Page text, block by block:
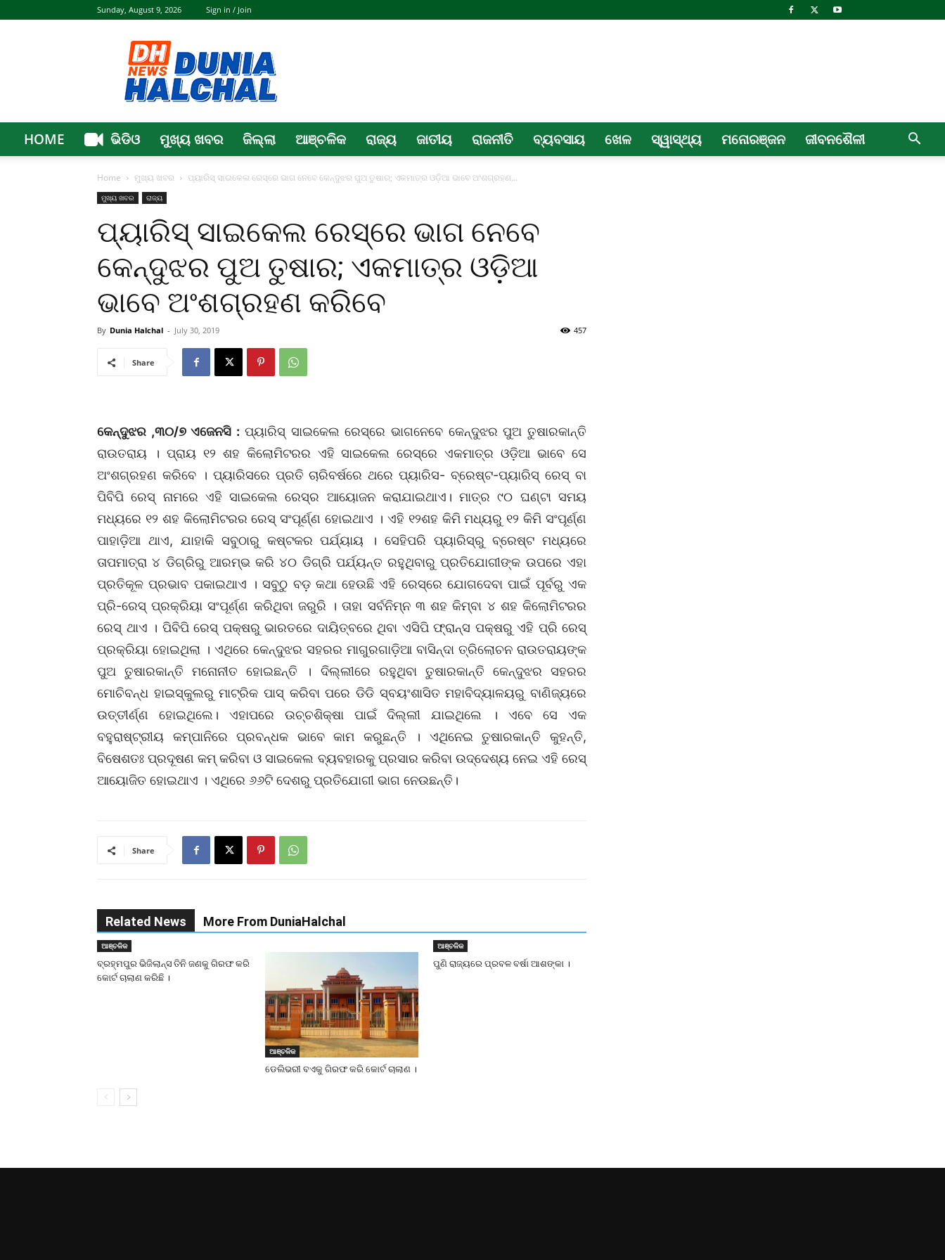
Sunday, August 9, 2026 Sign in / Join
Halchal
HOME ଭିଡିଓ ମୁଖ୍ୟ ଖବର ଜିଲ୍ଲା ଆଞ୍ଚଳିକ ରାଜ୍ୟ ଜାତୀୟ ରାଜନୀତି ବ୍ୟବସାୟ ଖେଳ ସ୍ୱାସ୍ଥ୍ୟ ମନୋରଞ୍ଜନ ଜୀବନଶୈଳୀ
Home ମୁଖ୍ୟ ଖବର ପ୍ୟାରିସ୍‌ ସାଇକେଲ ରେସ୍‌ରେ ଭାଗ ନେବେ କେନ୍ଦୁଝର ପୁଅ ତୁଷାର; ଏକମାତ୍ର ଓଡ଼ିଆ ଭାବେ ଅଂଶଗ୍ରହଣ...
ମୁଖ୍ୟ ଖବର ରାଜ୍ୟ
ପ୍ୟାରିସ୍‌ ସାଇକେଲ ରେସ୍‌ରେ ଭାଗ ନେବେ
କେନ୍ଦୁଝର ପୁଅ ତୁଷାର; ଏକମାତ୍ର ଓଡ଼ିଆ
ଭାବେ ଅଂଶଗ୍ରହଣ କରିବେ
By Dunia Halchal - July 30, 2019 457
Share
କେନ୍ଦୁଝର ,୩୦/୭ ଏଜେନସି : ପ୍ୟାରିସ୍‌ ସାଇକେଲ ରେସ୍‌ରେ ଭାଗନେବେ କେନ୍ଦୁଝର ପୁଅ ତୁଷାରକାନ୍ତି
ରାଉତରାୟ । ପ୍ରାୟ ୧୨ ଶହ କିଲୋମିଟରର ଏହି ସାଇକେଲ ରେସ୍‌ରେ ଏକମାତ୍ର ଓଡ଼ିଆ ଭାବେ ସେ
ଅଂଶଗ୍ରହଣ କରିବେ । ପ୍ୟାରିସରେ ପ୍ରତି ଚାରିବର୍ଷରେ ଥରେ ପ୍ୟାରିସ- ବ୍ରେଷ୍ଟ-ପ୍ୟାରିସ୍‌ ରେସ୍‌ ବା
ପିବିପି ରେସ୍‌ ନାମରେ ଏହି ସାଇକେଲ ରେସ୍‌ର ଆୟୋଜନ କରାଯାଇଥାଏ। ମାତ୍ର ୯୦ ଘଣ୍ଟା ସମୟ
ମଧ୍ୟରେ ୧୨ ଶହ କିଲୋମିଟରର ରେସ୍‌ ସଂପୂର୍ଣ୍ଣ ହୋଇଥାଏ । ଏହି ୧୨ଶହ କିମି ମଧ୍ୟରୁ ୧୨ କିମି ସଂପୂର୍ଣ୍ଣ
ପାହାଡ଼ିଆ ଥାଏ, ଯାହାକି ସବୁଠାରୁ କଷ୍ଟକର ପର୍ଯ୍ୟାୟ । ‌ସେହିପରି ପ୍ୟାରିସ୍‌ରୁ ବ୍ରେଷ୍ଟ ମଧ୍ୟରେ
ତାପମାତ୍ରା ୪ ଡିଗ୍ରିରୁ ଆରମ୍ଭ କରି ୪୦ ଡିଗ୍ରି ପର୍ଯ୍ୟନ୍ତ ରହୁଥିବାରୁ ପ୍ରତ‌ିଯୋଗୀଙ୍କ ଉପରେ ଏହା
ପ୍ରତିକୂଳ ପ୍ରଭାବ ପକାଇଥାଏ । ସବୁଠୁ ବଡ଼ କଥା ହେଉଛି ଏହି ରେସ୍‌ରେ ଯୋଗଦେବା ପାଇଁ ପୂର୍ବରୁ ଏକ
ପ୍ରି-ରେସ୍‌ ପ୍ରକ୍ରିୟା ସଂପୂର୍ଣ୍ଣ କରିଥିବା ଜରୁରି । ତାହା ସର୍ବନିମ୍ନ ୩ ଶହ କିମ୍ବା ୪ ଶହ କିଲୋମିଟରର
ରେସ୍‌ ଥାଏ । ପିବିପି ରେସ୍‌ ପକ୍ଷରୁ ଭାରତରେ ଦାୟିତ୍ବରେ ଥିବା ଏସିପି ଫ୍ରାନ୍ସ ପକ୍ଷରୁ ଏହି ପ୍ରି ରେସ୍‌
ପ୍ରକ୍ରିୟା ହୋଇଥି‌ଲା । ଏଥିରେ କେନ୍ଦୁଝର ସହରର ମାଗୁରଗାଡ଼ିଆ ବାସିନ୍ଦା ତ୍ରିଲୋଚନ ରାଉତରାୟଙ୍କ
ପୁଅ ତୁଷାରକାନ୍ତି ମନୋନୀତ ହୋଇଛନ୍ତି । ଦିଲ୍ଲୀରେ ରହୁଥିବା ତୁଷାରକାନ୍ତି କେନ୍ଦୁଝର ସହରର
ମୋଚିବନ୍ଧ ହାଇସ୍କୁଲରୁ ମାଟ୍ରିକ ପାସ୍‌ କରିବା ପରେ ଡିଡି ସ୍ବୟଂଶାସିତ ମହାବିଦ୍ୟାଳୟରୁ ବାଣିଜ୍ୟରେ
ଉତ୍ତୀର୍ଣ୍ଣ ହୋଇଥିଲେ। ଏହାପ‌ରେ ଉଚ୍ଚଶିକ୍ଷା ପାଇଁ ଦିଲ୍ଲୀ ଯାଇଥିଲେ । ଏବେ ସେ ଏକ
ବହୁରାଷ୍ଟ୍ରୀୟ କମ୍ପାନିରେ ପ୍ରବନ୍ଧକ ଭାବେ କାମ କରୁଛନ୍ତି । ଏଥିନେଇ ତୁଷାରକାନ୍ତି କୁହନ୍ତି,
ବିଷେଶତଃ ପ୍ରଦୂଷଣ କମ୍‌ କରିବା ଓ ସାଇକେଲ ବ୍ୟବହାରକୁ ପ୍ରସାର କରିବା ଉଦ୍ଦେଶ୍ୟ ନେଇ ଏହି ରେସ୍‌
ଆୟୋଜିତ ହୋଇଥାଏ । ଏଥିରେ ୬୬ଟି ଦେଶରୁ ପ୍ରତିଯୋଗୀ ଭାଗ ନେଉଛନ୍ତି।
Share
Related News More From DuniaHalchal
ଆଞ୍ଚଳିକ
ବ୍ରହ୍ମପୁର ଭିଜିଲାନ୍ସ ତିନି ଜଣକୁ ଗିରଫ କରି
କୋର୍ଟ ଚାଲାଣ କରିଛି ।
ଆଞ୍ଚଳିକ
ଡେଲିଭରୀ ବଏକୁ ଗିରଫ କରି କୋର୍ଟ ଚାଲାଣ ।
ଆଞ୍ଚଳିକ
ପୁଣି ରାଜ୍ୟରେ ପ୍ରବଳ ବର୍ଷା ଆଶଙ୍କା ।